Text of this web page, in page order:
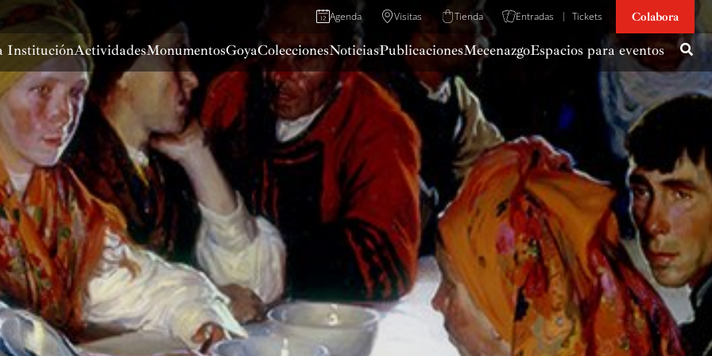
Agenda Visitas Tienda Entradas Tickets Colabora
InstituciónActividadesMonumentosGoyaColeccionesNoticiasPublicacionesMecenazgoEspacios para eventos